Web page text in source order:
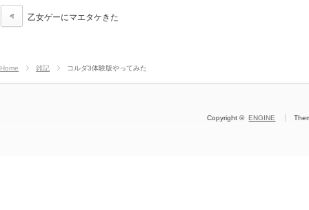
乙女ゲーにマエタケきた
Home 雑記 コルダ3体験版やってみた
Copyright ©ENGINE